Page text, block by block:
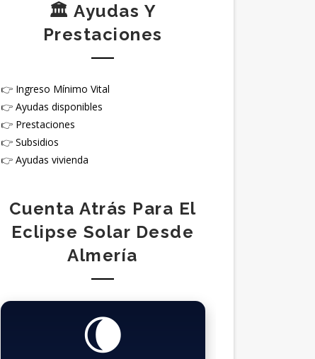
🏛️ Ayudas Y
Prestaciones
👉 Ingreso Mínimo Vital
👉 Ayudas disponibles
👉 Prestaciones
👉 Subsidios
👉 Ayudas vivienda
Cuenta Atrás Para El
Eclipse Solar Desde
Almería
🌘